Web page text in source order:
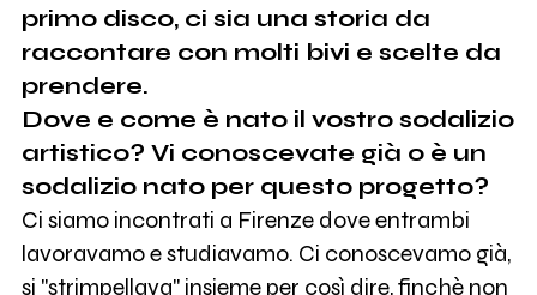
primo disco, ci sia una storia da
raccontare con molti bivi e scelte da
prendere.
Dove e come è nato il vostro sodalizio
artistico? Vi conoscevate già o è un
sodalizio nato per questo progetto?
Ci siamo incontrati a Firenze dove entrambi
lavoravamo e studiavamo. Ci conoscevamo già,
si "strimpellava" insieme per così dire, finchè non